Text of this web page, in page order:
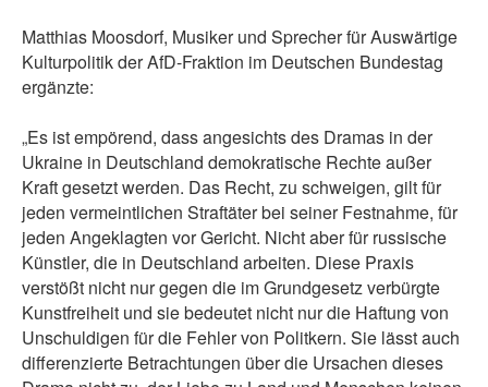
Matthias Moosdorf, Musiker und Sprecher für Auswärtige
Kulturpolitik der AfD-Fraktion im Deutschen Bundestag
ergänzte:
„Es ist empörend, dass angesichts des Dramas in der
Ukraine in Deutschland demokratische Rechte außer
Kraft gesetzt werden. Das Recht, zu schweigen, gilt für
jeden vermeintlichen Straftäter bei seiner Festnahme, für
jeden Angeklagten vor Gericht. Nicht aber für russische
Künstler, die in Deutschland arbeiten. Diese Praxis
verstößt nicht nur gegen die im Grundgesetz verbürgte
Kunstfreiheit und sie bedeutet nicht nur die Haftung von
Unschuldigen für die Fehler von Politkern. Sie lässt auch
differenzierte Betrachtungen über die Ursachen dieses